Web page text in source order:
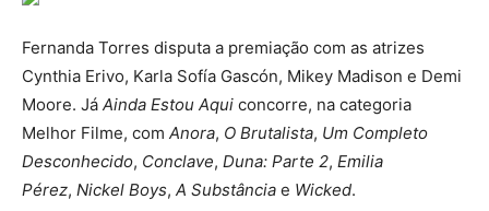
Fernanda Torres disputa a premiação com as atrizes
Cynthia Erivo, Karla Sofía Gascón, Mikey Madison e Demi
Moore. Já Ainda Estou Aqui concorre, na categoria
Melhor Filme, com Anora, O Brutalista, Um Completo
Desconhecido, Conclave, Duna: Parte 2, Emilia
Pérez, Nickel Boys, A Substância e Wicked.